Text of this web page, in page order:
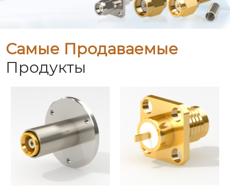
Самые Продаваемые
Продукты